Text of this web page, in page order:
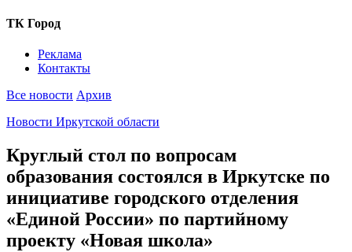
ТК Город
Реклама
Контакты
Все новости Архив
Новости Иркутской области
Круглый стол по вопросам
образования состоялся в Иркутске по
инициативе городского отделения
«Единой России» по партийному
проекту «Новая школа»